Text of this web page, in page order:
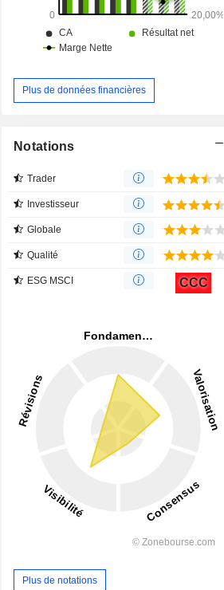
Plus de données financières
Notations
Trader
Investisseur
Globale
Qualité
ESG MSCI CCC
Plus de notations